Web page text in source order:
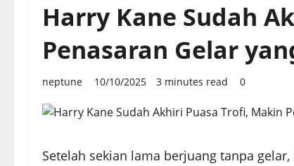
Harry Kane Sudah
Penasaran Gelar
neptune 10/10/2025 3 minutes read 0
Setelah sekian lama berjuang tanpa gelar,